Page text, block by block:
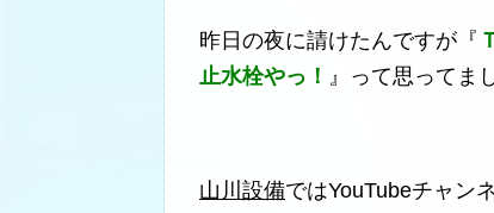
昨日の夜に請けたんですが『
止水栓やっ！ 』って思ってま
山川設備ではYouTubeチャン